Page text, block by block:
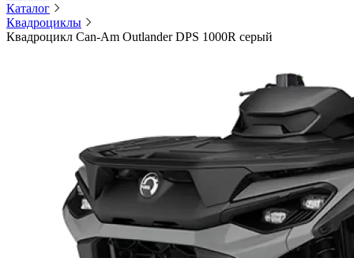
Каталог
Квадроциклы
Квадроцикл Can-Am Outlander DPS 1000R серый